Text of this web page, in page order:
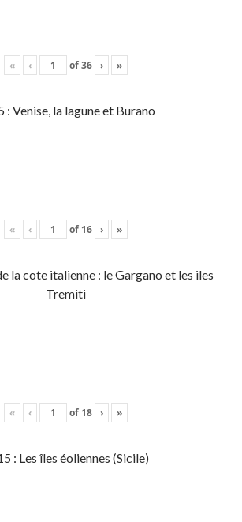
« ‹ of36 › »
: Venise, la lagune et Burano
« ‹ of 16 › »
la cote italienne : le Gargano et les iles
Tremiti
« ‹ of 18 › »
: Les îles éoliennes (Sicile)